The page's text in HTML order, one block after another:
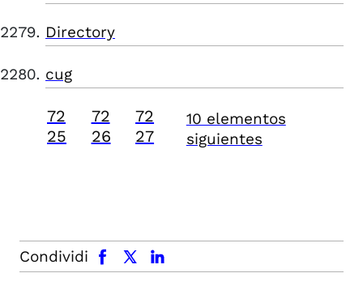
Directory
cug
72
25
72
26
72
27
10 elementos
siguientes
Condividi
facebook x.com linkedin